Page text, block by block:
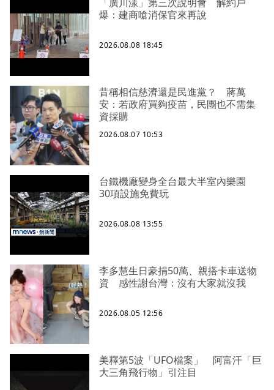
爆：建商嗆消保官來再說
2026.08.08 18:45
昔稱相信慈濟還是民進黨？ 蔣萬
安：若政府買夠疫苗，民團也不需集
資採購
2026.08.07 10:53
台鐵機廠變身全台最大半室內樂園
30項設施免費玩
2026.08.08 13:55
李多慧生日豪捐50萬、親搭卡車送物
資 感性謝台灣：沒有大家就沒我
2026.08.05 12:56
美釋第5波「UFO檔案」 阿富汗「巨
大三角飛行物」引注目